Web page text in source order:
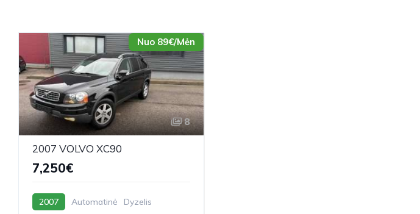
Nuo 89€/Mėn
8
2007 VOLVO XC90
7,250€
2007 Automatinė Dyzelis